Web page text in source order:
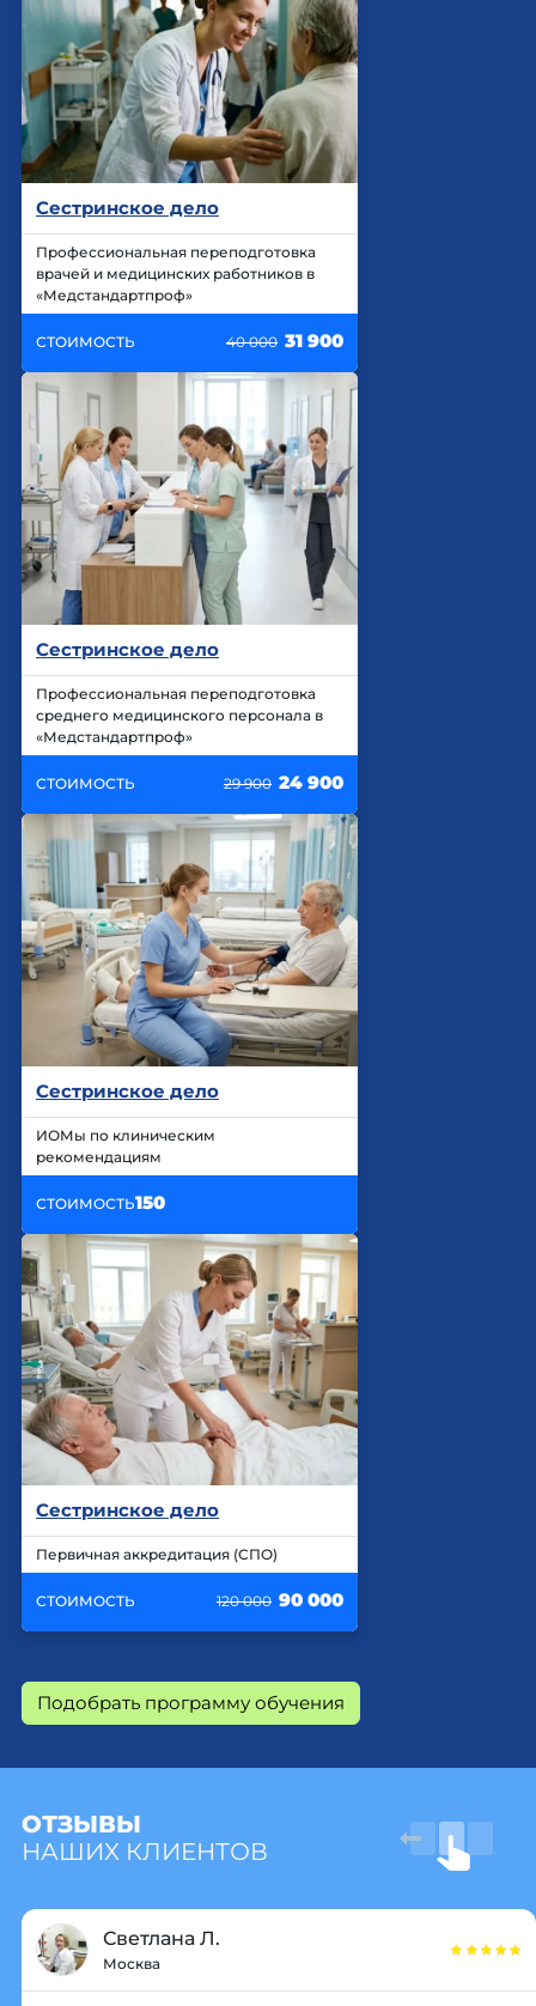
Сестринское дело
Профессиональная переподготовка
врачей и медицинских работников в
«Медстандартпроф»
СТОИМОСТЬ 40 000 31 900
Сестринское дело
Профессиональная переподготовка
среднего медицинского персонала в
«Медстандартпроф»
СТОИМОСТЬ 29 900 24 900
Сестринское дело
ИОМы по клиническим
рекомендациям
СТОИМОСТЬ150
Сестринское дело
Первичная аккредитация (СПО)
СТОИМОСТЬ 120 000 90 000
Подобрать программу обучения
ОТЗЫВЫ
НАШИХ КЛИЕНТОВ
Светлана Л.
Москва